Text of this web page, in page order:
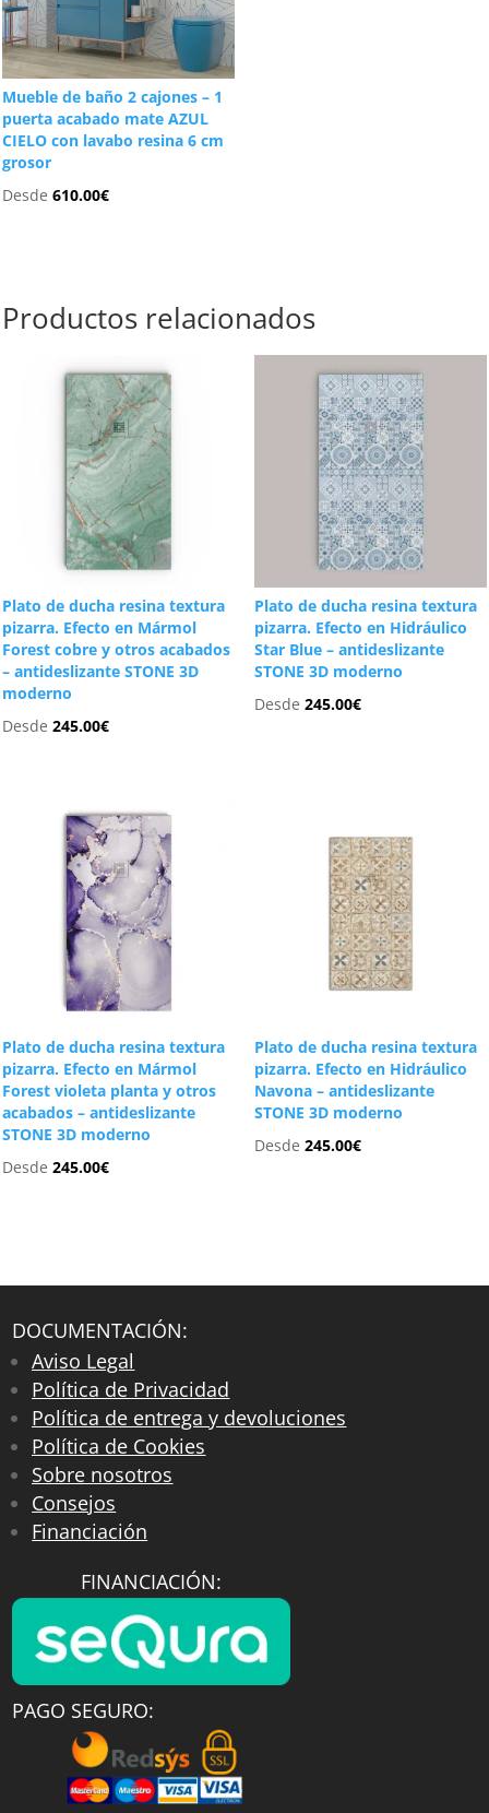
Mueble de baño 2 cajones – 1
puerta acabado mate AZUL
CIELO con lavabo resina 6 cm
grosor
Desde610.00€
Productos relacionados
Plato de ducha resina textura
pizarra. Efecto en Mármol
Forest cobre y otros acabados
– antideslizante STONE 3D
moderno
Desde245.00€
Plato de ducha resina textura
pizarra. Efecto en Hidráulico
Star Blue – antideslizante
STONE 3D moderno
Desde 245.00€
Plato de ducha resina textura
pizarra. Efecto en Mármol
Forest violeta planta y otros
acabados – antideslizante
STONE 3D moderno
Desde245.00€
Plato de ducha resina textura
pizarra. Efecto en Hidráulico
Navona – antideslizante
STONE 3D moderno
Desde 245.00€
DOCUMENTACIÓN:
Aviso Legal
Política de Privacidad
Política de entrega y devoluciones
Política de Cookies
Sobre nosotros
Consejos
Financiación
FINANCIACIÓN:
PAGO SEGURO: